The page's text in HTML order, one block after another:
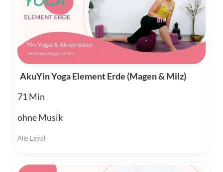
AkuYin Yoga Element Erde (Magen & Milz)
71
ohne Musik
Alle Level